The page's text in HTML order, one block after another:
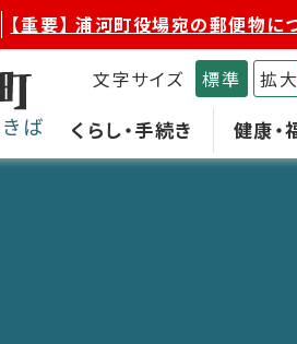
【重要】 浦河町役場宛の郵便物に
くらし・手続き 健康・
文字サイズ 標準 拡大